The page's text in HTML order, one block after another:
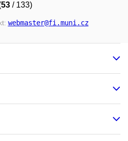
53/ 133)
webmaster@fi.muni.cz